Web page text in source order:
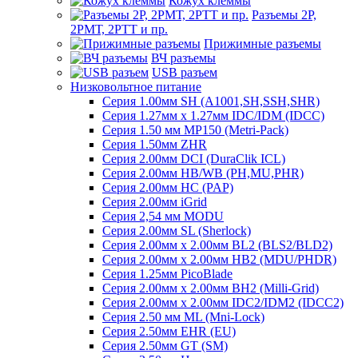
Разъемы 2Р,
2РМТ, 2РТТ и пр.
Прижимные разъемы
ВЧ разъемы
USB разъем
Низковольтное питание
Серия 1.00мм SH (A1001,SH,SSH,SHR)
Серия 1.27мм x 1.27мм IDC/IDM (IDCC)
Серия 1.50 мм MP150 (Metri-Pack)
Серия 1.50мм ZHR
Серия 2.00мм DCI (DuraClik ICL)
Серия 2.00мм HB/WB (PH,MU,PHR)
Серия 2.00мм HC (PAP)
Серия 2.00мм iGrid
Серия 2,54 мм MODU
Серия 2.00мм SL (Sherlock)
Серия 2.00мм x 2.00мм BL2 (BLS2/BLD2)
Серия 2.00мм x 2.00мм HB2 (MDU/PHDR)
Серия 1.25мм PicoBlade
Серия 2.00мм х 2.00мм BH2 (Milli-Grid)
Серия 2.00мм х 2.00мм IDC2/IDM2 (IDCC2)
Серия 2.50 мм ML (Mni-Lock)
Серия 2.50мм EHR (EU)
Серия 2.50мм GT (SM)